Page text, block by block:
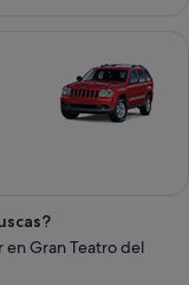
en Gran Teatro del